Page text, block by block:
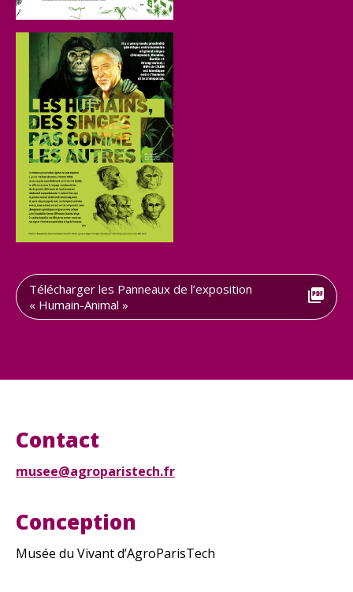
Télécharger les Panneaux de l’exposition
« Humain-Animal »
Contact
musee@agroparistech.fr
Conception
Musée du Vivant d’AgroParisTech